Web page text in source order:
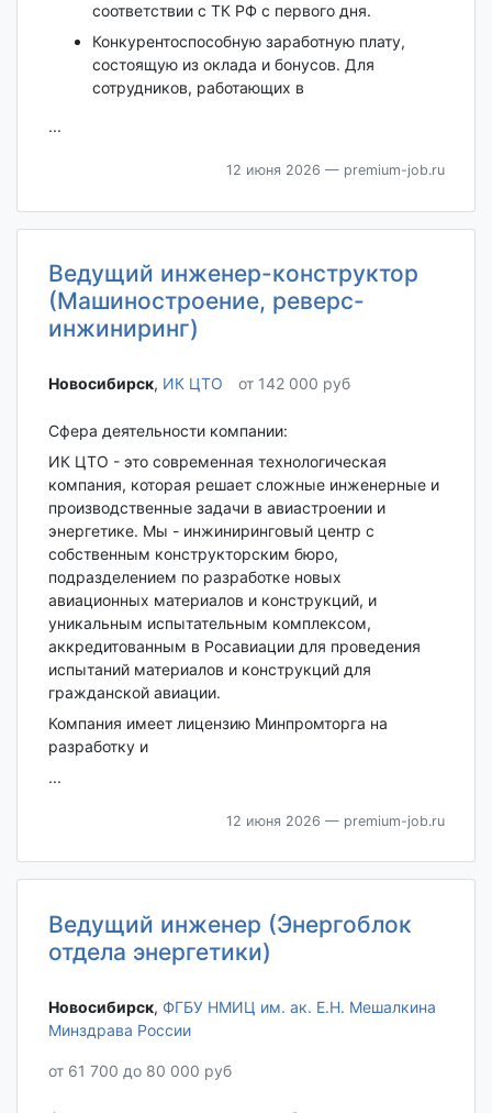
соответствии с ТК РФ с первого дня.
Конкурентоспособную заработную плату,
состоящую из оклада и бонусов. Для
сотрудников, работающих в
...
12 июня 2026 — premium-job.ru
Ведущий инженер-конструктор
(Машиностроение, реверс-
инжиниринг)
Новосибирск‎, ИК ЦТО от 142 000 руб
Сфера деятельности компании:
ИК ЦТО - это современная технологическая
компания, которая решает сложные инженерные и
производственные задачи в авиастроении и
энергетике. Мы - инжиниринговый центр с
собственным конструкторским бюро,
подразделением по разработке новых
авиационных материалов и конструкций, и
уникальным испытательным комплексом,
аккредитованным в Росавиации для проведения
испытаний материалов и конструкций для
гражданской авиации.
Компания имеет лицензию Минпромторга на
разработку и
...
12 июня 2026 — premium-job.ru
Ведущий инженер (Энергоблок
отдела энергетики)
Новосибирск‎, ФГБУ НМИЦ им. ак. Е.Н. Мешалкина
Минздрава России
от 61 700 до 80 000 руб